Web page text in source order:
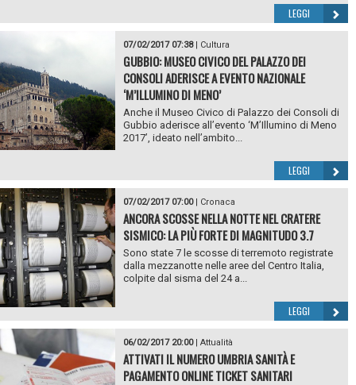
LEGGI
07/02/2017 07:38| Cultura
GUBBIO: MUSEO CIVICO DEL PALAZZO DEI
CONSOLI ADERISCE A EVENTO NAZIONALE
‘M’ILLUMINO DI MENO’
Anche il Museo Civico di Palazzo dei Consoli di
Gubbio aderisce all’evento ‘M’Illumino di Meno
2017’, ideato nell’ambito...
LEGGI
07/02/2017 07:00| Cronaca
ANCORA SCOSSE NELLA NOTTE NEL CRATERE
SISMICO: LA PIÙ FORTE DI MAGNITUDO 3.7
Sono state 7 le scosse di terremoto registrate
dalla mezzanotte nelle aree del Centro Italia,
colpite dal sisma del 24 a...
LEGGI
06/02/2017 20:00| Attualità
ATTIVATI IL NUMERO UMBRIA SANITÀ E
PAGAMENTO ONLINE TICKET SANITARI